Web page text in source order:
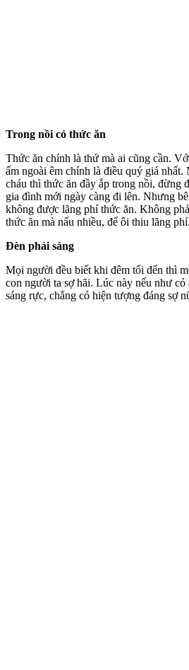
Trong nồi có thức ăn
Thức ăn chính là thứ mà ai cũng cần.
ấm ngoài êm chính là điều quý giá
cháu thì thức ăn đầy ắp trong nồi, đừng
gia đình mới ngày càng đi lên. Nhưng
không được lãng phí thức ăn. Không
thức ăn mà nấu nhiều, để ôi thiu lãng phí.
Đèn phải sáng
Mọi người đều biết khi đêm tối đến thì
con người ta sợ hãi. Lúc này nếu như có
sáng rực, chẳng có hiện tượng đáng sợ